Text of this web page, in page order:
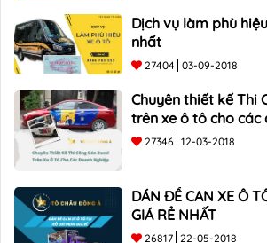
Dịch vụ làm phù
nhất
27404 03-09-2018
Chuyên thiết kế Thi
trên xe ô tô
27346 12-03-2018
DÁN ĐỀ CAN XE Ô
GIÁ RẺ NHẤT
26817 22-05-2018